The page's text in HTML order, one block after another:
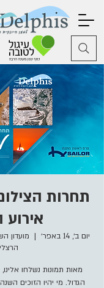
תחרות
יום ב׳, 14 באפר׳
  |
מועדון
מאות תמונות נשלחו
הגדול. מי יהיו הזוכים